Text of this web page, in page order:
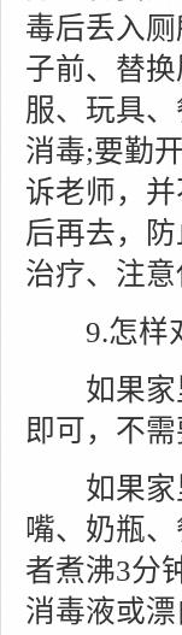
毒后丢入
子前、替
服、玩具
消毒;要勤
诉老师，
后再去，
治疗、注
9.怎样对
如果家里
即可，不需
如果家里
嘴、奶瓶
者煮沸3分
消毒液或